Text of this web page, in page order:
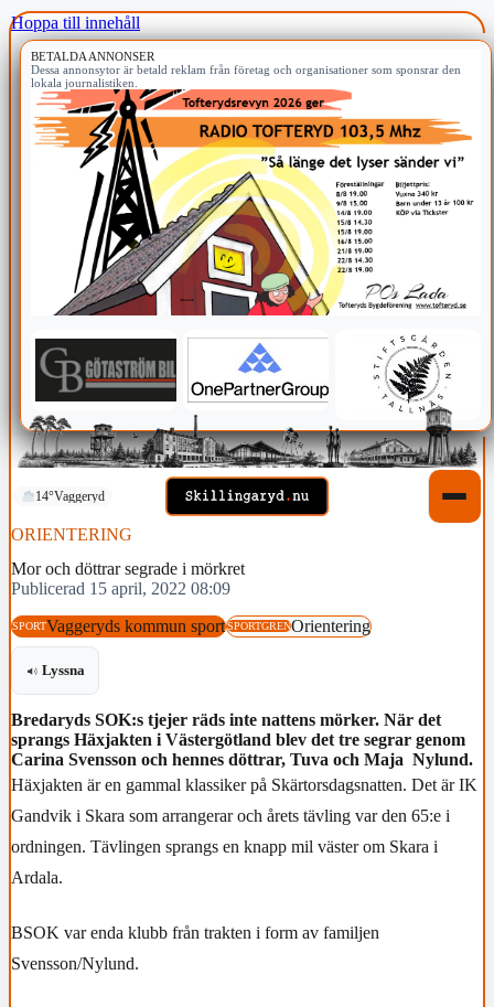
Hoppa till innehåll
BETALDA ANNONSER
Dessa annonsytor är betald reklam från företag och organisationer som sponsrar den
lokala journalistiken.
14°Vaggeryd
ORIENTERING
Mor och döttrar segrade i mörkret
Publicerad 15 april, 2022 08:09
SPORTVaggeryds kommun sportSPORTGRENOrientering
Lyssna
Bredaryds SOK:s tjejer räds inte nattens mörker. När det
sprangs Häxjakten i Västergötland blev det tre segrar genom
Carina Svensson och hennes döttrar, Tuva och Maja Nylund.
Häxjakten är en gammal klassiker på Skärtorsdagsnatten. Det är IK
Gandvik i Skara som arrangerar och årets tävling var den 65:e i
ordningen. Tävlingen sprangs en knapp mil väster om Skara i
Ardala.
BSOK var enda klubb från trakten i form av familjen
Svensson/Nylund.